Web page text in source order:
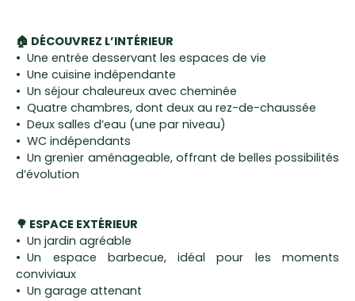
🏠 DÉCOUVREZ L’INTÉRIEUR
Une entrée desservant les espaces de vie
Une cuisine indépendante
Un séjour chaleureux avec cheminée
Quatre chambres, dont deux au rez-de-chaussée
Deux salles d’eau (une par niveau)
WC indépendants
Un grenier aménageable, offrant de belles possibilités
d’évolution
🌳 ESPACE EXTÉRIEUR
Un jardin agréable
Un espace barbecue, idéal pour les moments
conviviaux
Un garage attenant